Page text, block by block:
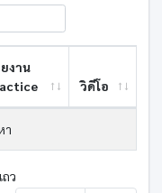
งาน
วิดีโอ
า
ว